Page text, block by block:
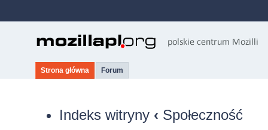
Strona główna Forum
Indeks witryny ‹ Społeczność